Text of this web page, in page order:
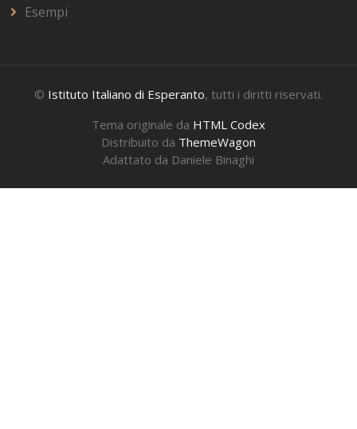
Esempi
© Istituto Italiano di Esperanto, tutti i diritti riservati.
Tema originale da HTML Codex
Distribuito da ThemeWagon
Adattato da Daniele Binaghi